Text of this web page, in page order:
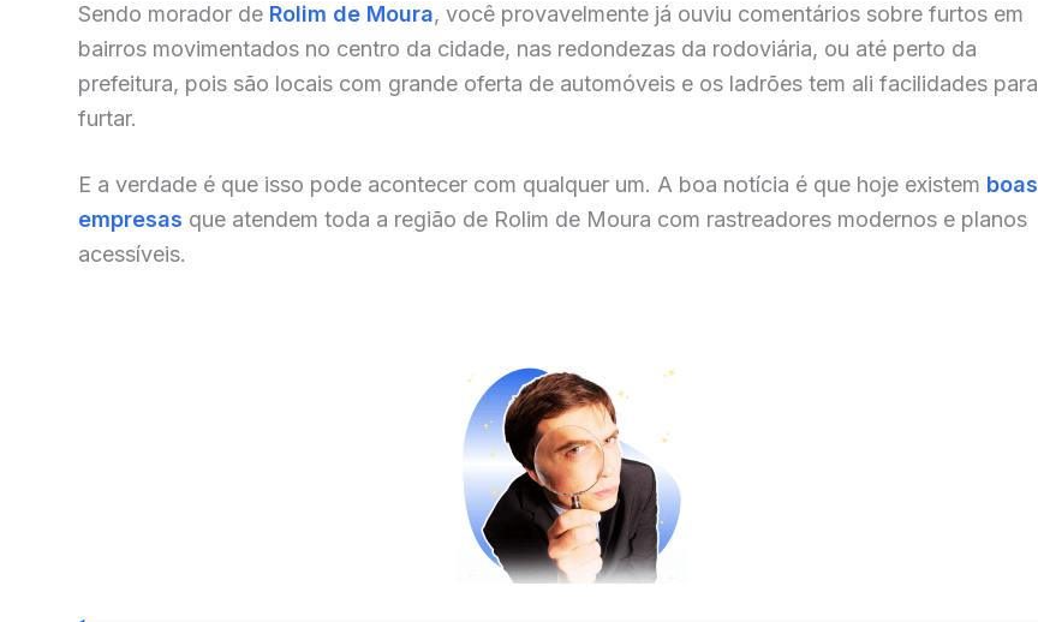
Sendo morador de Rolim de Moura, você provavelmente já ouviu comentários sobre furtos em
bairros movimentados no centro da cidade, nas redondezas da rodoviária, ou até perto da
prefeitura, pois são locais com grande oferta de automóveis e os ladrões tem ali facilidades para
furtar.
E a verdade é que isso pode acontecer com qualquer um. A boa notícia é que hoje existem boas
empresas que atendem toda a região de Rolim de Moura com rastreadores modernos e planos
acessíveis.